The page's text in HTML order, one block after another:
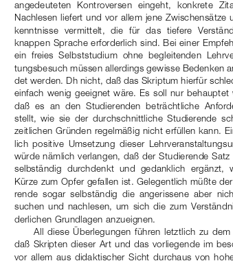
angedeuteten  Kontroversen  eingeht,  konkrete
Nachlesen liefert und vor allem jene Zwischensätze
kenntnisse  vermittelt,  die  für  das  tiefere
knappen Sprache erforderlich sind. Bei einer
ein  freies  Selbststudium  ohne  begleitenden
tungsbesuch müssen allerdings gewisse Bedenken
det werden. Dh nicht, daß das Skriptum hierfür
einfach wenig geeignet wäre. Es soll nur behauptet
daß  es  an  den  Studierenden  beträchtliche
stellt,  wie  sie  der  durchschnittliche  Studierende
zeitlichen Gründen regelmäßig nicht erfüllen kann.
lich  positive  Umsetzung  dieser
würde nämlich verlangen, daß der Studierende Satz
selbständig  durchdenkt  und  gedanklich  ergänzt,
Kürze zum Opfer gefallen ist. Gelegentlich müßte
rende  sogar  selbständig  die  angerissene  aber
suchen  und  nachlesen,  um  sich  die  zum
derlichen Grundlagen anzueignen.
All  diese  Überlegungen  führen  letztlich  zu  dem
daß Skripten dieser Art und das vorliegende im
vor  allem  aus  didaktischer  Sicht  durchaus  von